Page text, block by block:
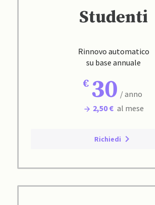
Studenti
Rinnovo automatico
su base annuale
30 / anno
2,50 € al mese
Richiedi